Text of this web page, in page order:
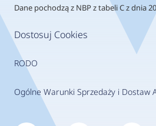
Dostosuj Cookies
RODO
Ogólne Warunki Sprzedaży i Dostaw
Dane pochodzą z NBP z tabeli C z dnia